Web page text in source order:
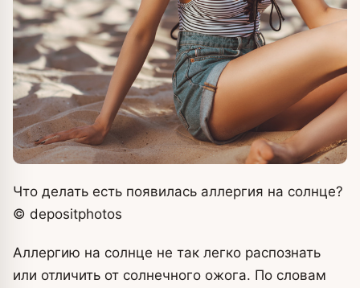
Что делать есть появилась аллергия на солнце?
© depositphotos
Аллергию на солнце не так легко распознать
или отличить от солнечного ожога. По словам